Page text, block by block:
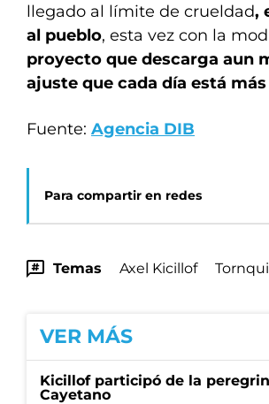
llegado al límite de crueldad,
al pueblo, esta vez con la
proyecto que descarga aun
ajuste que cada día está
Fuente: Agencia DIB
Para compartir en redes
Temas Axel Kicillof
VER MÁS
Kicillof participó de la
Cayetano